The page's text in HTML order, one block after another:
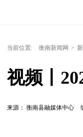
当前位置: 衡南新闻网 >
视频丨
来源： 衡南县融媒体中心